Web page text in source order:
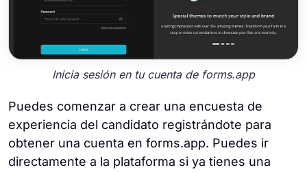
Inicia sesión en tu cuenta de forms.app
Puedes comenzar a crear una encuesta de
experiencia del candidato registrándote para
obtener una cuenta en forms.app. Puedes ir
directamente a la plataforma si ya tienes una